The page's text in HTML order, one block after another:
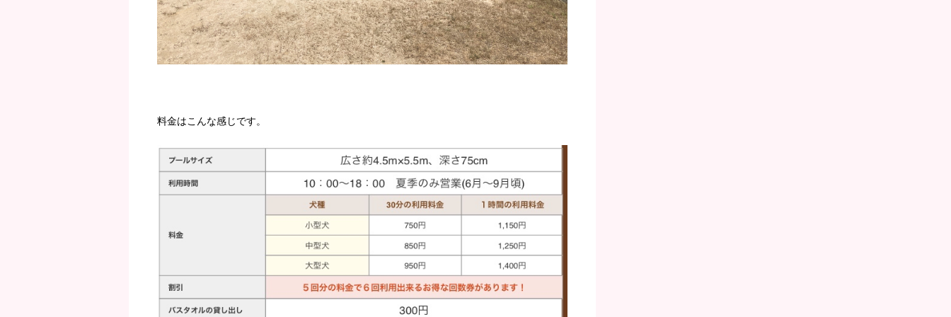
料金はこんな感じです。